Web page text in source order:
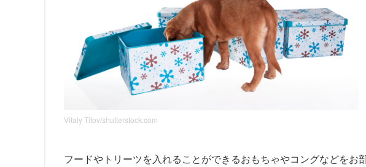
Vitaly Titov/shutterstock.com
フードやトリーツを入れることができるおもちゃやコングなどをお